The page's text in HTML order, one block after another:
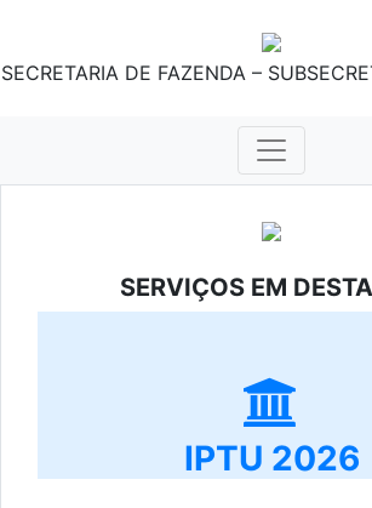
SECRETARIA DE FAZENDA –
SERVIÇOS EM
IPTU 2026